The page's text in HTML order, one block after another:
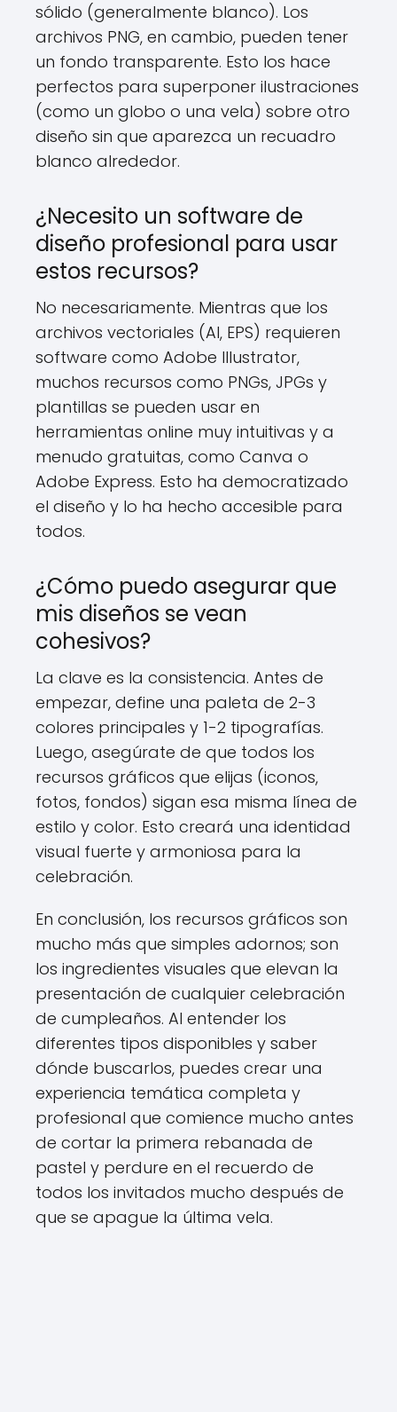
sólido (generalmente blanco). Los
archivos PNG, en cambio, pueden tener
un fondo transparente. Esto los hace
perfectos para superponer ilustraciones
(como un globo o una vela) sobre otro
diseño sin que aparezca un recuadro
blanco alrededor.
¿Necesito un software de
diseño profesional para usar
estos recursos?
No necesariamente. Mientras que los
archivos vectoriales (AI, EPS) requieren
software como Adobe Illustrator,
muchos recursos como PNGs, JPGs y
plantillas se pueden usar en
herramientas online muy intuitivas y a
menudo gratuitas, como Canva o
Adobe Express. Esto ha democratizado
el diseño y lo ha hecho accesible para
todos.
¿Cómo puedo asegurar que
mis diseños se vean
cohesivos?
La clave es la consistencia. Antes de
empezar, define una paleta de 2-3
colores principales y 1-2 tipografías.
Luego, asegúrate de que todos los
recursos gráficos que elijas (iconos,
fotos, fondos) sigan esa misma línea de
estilo y color. Esto creará una identidad
visual fuerte y armoniosa para la
celebración.
En conclusión, los recursos gráficos son
mucho más que simples adornos; son
los ingredientes visuales que elevan la
presentación de cualquier celebración
de cumpleaños. Al entender los
diferentes tipos disponibles y saber
dónde buscarlos, puedes crear una
experiencia temática completa y
profesional que comience mucho antes
de cortar la primera rebanada de
pastel y perdure en el recuerdo de
todos los invitados mucho después de
que se apague la última vela.